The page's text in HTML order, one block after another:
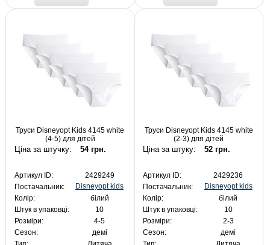
Труси Disneyopt Kids 4145 white
(4-5) для дітей
Ціна за штучку: 54 грн.
Артикул ID:
2429249
Постачальник:
Disneyopt kids
Колір:
білий
Штук в упаковці:
10
Розміри:
4-5
Сезон:
демі
Труси Disneyopt Kids 4145 white
(2-3) для дітей
Ціна за штуку: 52 грн.
Артикул ID:
2429236
Постачальник:
Disneyopt kids
Колір:
білий
Штук в упаковці:
10
Розміри:
2-3
Сезон:
демі